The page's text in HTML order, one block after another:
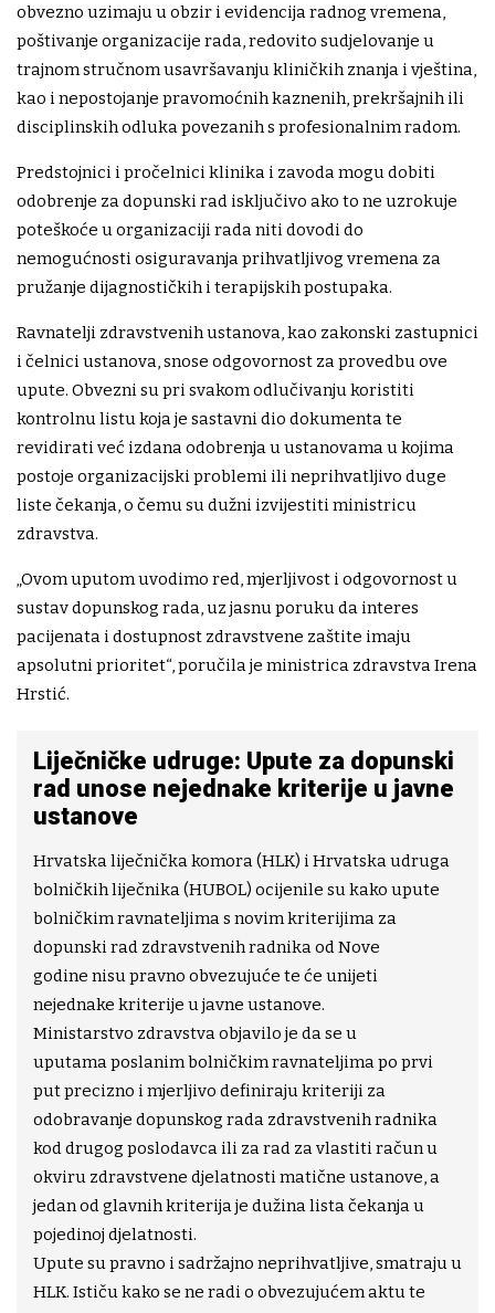
obvezno uzimaju u obzir i evidencija radnog vremena,
poštivanje organizacije rada, redovito sudjelovanje u
trajnom stručnom usavršavanju kliničkih znanja i vještina,
kao i nepostojanje pravomoćnih kaznenih, prekršajnih ili
disciplinskih odluka povezanih s profesionalnim radom.
Predstojnici i pročelnici klinika i zavoda mogu dobiti
odobrenje za dopunski rad isključivo ako to ne uzrokuje
poteškoće u organizaciji rada niti dovodi do
nemogućnosti osiguravanja prihvatljivog vremena za
pružanje dijagnostičkih i terapijskih postupaka.
Ravnatelji zdravstvenih ustanova, kao zakonski zastupnici
i čelnici ustanova, snose odgovornost za provedbu ove
upute. Obvezni su pri svakom odlučivanju koristiti
kontrolnu listu koja je sastavni dio dokumenta te
revidirati već izdana odobrenja u ustanovama u kojima
postoje organizacijski problemi ili neprihvatljivo duge
liste čekanja, o čemu su dužni izvijestiti ministricu
zdravstva.
„Ovom uputom uvodimo red, mjerljivost i odgovornost u
sustav dopunskog rada, uz jasnu poruku da interes
pacijenata i dostupnost zdravstvene zaštite imaju
apsolutni prioritet“, poručila je ministrica zdravstva Irena
Hrstić.
Liječničke udruge: Upute za dopunski
rad unose nejednake kriterije u javne
ustanove
Hrvatska liječnička komora (HLK) i Hrvatska udruga
bolničkih liječnika (HUBOL) ocijenile su kako upute
bolničkim ravnateljima s novim kriterijima za
dopunski rad zdravstvenih radnika od Nove
godine nisu pravno obvezujuće te će unijeti
nejednake kriterije u javne ustanove.
Ministarstvo zdravstva objavilo je da se u
uputama poslanim bolničkim ravnateljima po prvi
put precizno i mjerljivo definiraju kriteriji za
odobravanje dopunskog rada zdravstvenih radnika
kod drugog poslodavca ili za rad za vlastiti račun u
okviru zdravstvene djelatnosti matične ustanove, a
jedan od glavnih kriterija je dužina lista čekanja u
pojedinoj djelatnosti.
Upute su pravno i sadržajno neprihvatljive, smatraju u
HLK. Ističu kako se ne radi o obvezujućem aktu te